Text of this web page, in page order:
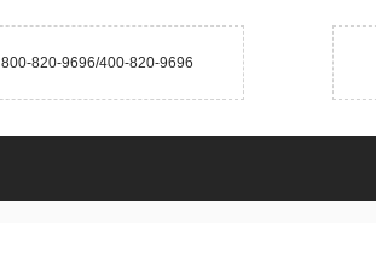
800-820-9696/400-820-9696